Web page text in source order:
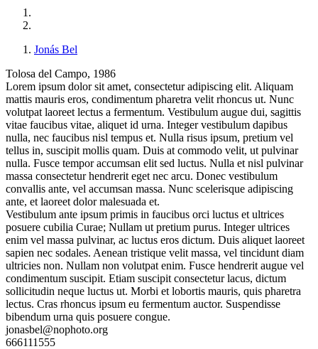
Jonás Bel
Tolosa del Campo, 1986
Lorem ipsum dolor sit amet, consectetur adipiscing elit. Aliquam
mattis mauris eros, condimentum pharetra velit rhoncus ut. Nunc
volutpat laoreet lectus a fermentum. Vestibulum augue dui, sagittis
vitae faucibus vitae, aliquet id urna. Integer vestibulum dapibus
nulla, nec faucibus nisl tempus et. Nulla risus ipsum, pretium vel
tellus in, suscipit mollis quam. Duis at commodo velit, ut pulvinar
nulla. Fusce tempor accumsan elit sed luctus. Nulla et nisl pulvinar
massa consectetur hendrerit eget nec arcu. Donec vestibulum
convallis ante, vel accumsan massa. Nunc scelerisque adipiscing
ante, et laoreet dolor malesuada et.
Vestibulum ante ipsum primis in faucibus orci luctus et ultrices
posuere cubilia Curae; Nullam ut pretium purus. Integer ultrices
enim vel massa pulvinar, ac luctus eros dictum. Duis aliquet laoreet
sapien nec sodales. Aenean tristique velit massa, vel tincidunt diam
ultricies non. Nullam non volutpat enim. Fusce hendrerit augue vel
condimentum suscipit. Etiam suscipit consectetur lacus, dictum
sollicitudin neque luctus ut. Morbi et lobortis mauris, quis pharetra
lectus. Cras rhoncus ipsum eu fermentum auctor. Suspendisse
bibendum urna quis posuere congue.
jonasbel@nophoto.org
666111555